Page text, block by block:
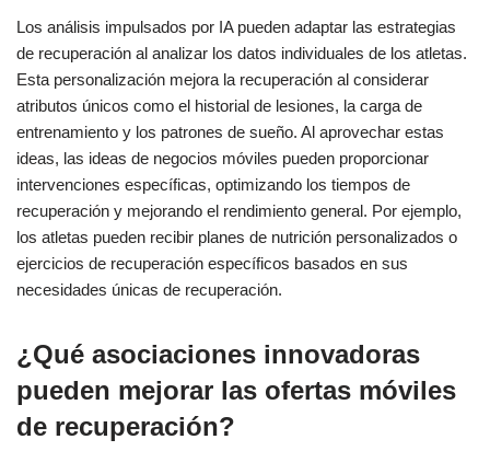
Los análisis impulsados por IA pueden adaptar las estrategias
de recuperación al analizar los datos individuales de los atletas.
Esta personalización mejora la recuperación al considerar
atributos únicos como el historial de lesiones, la carga de
entrenamiento y los patrones de sueño. Al aprovechar estas
ideas, las ideas de negocios móviles pueden proporcionar
intervenciones específicas, optimizando los tiempos de
recuperación y mejorando el rendimiento general. Por ejemplo,
los atletas pueden recibir planes de nutrición personalizados o
ejercicios de recuperación específicos basados en sus
necesidades únicas de recuperación.
¿Qué asociaciones innovadoras
pueden mejorar las ofertas móviles
de recuperación?